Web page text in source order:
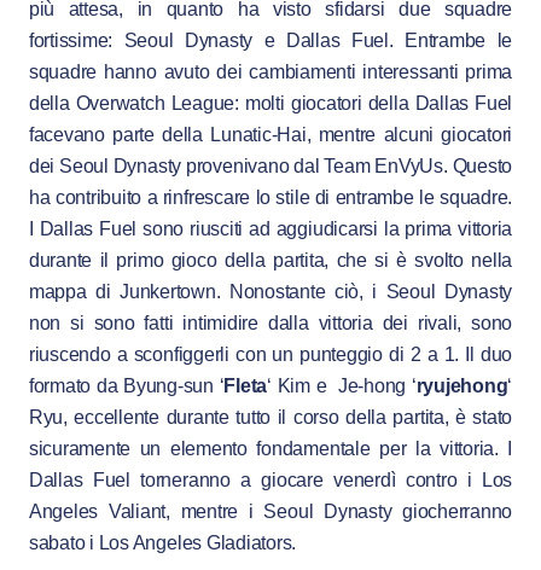
più attesa, in quanto ha visto sfidarsi due squadre
fortissime: Seoul Dynasty e Dallas Fuel. Entrambe le
squadre hanno avuto dei cambiamenti interessanti prima
della Overwatch League: molti giocatori della Dallas Fuel
facevano parte della Lunatic-Hai, mentre alcuni giocatori
dei Seoul Dynasty provenivano dal Team EnVyUs. Questo
ha contribuito a rinfrescare lo stile di entrambe le squadre.
I Dallas Fuel sono riusciti ad aggiudicarsi la prima vittoria
durante il primo gioco della partita, che si è svolto nella
mappa di Junkertown. Nonostante ciò, i Seoul Dynasty
non si sono fatti intimidire dalla vittoria dei rivali, sono
riuscendo a sconfiggerli con un punteggio di 2 a 1. Il duo
formato da Byung-sun ‘Fleta‘ Kim e Je-hong ‘ryujehong‘
Ryu, eccellente durante tutto il corso della partita, è stato
sicuramente un elemento fondamentale per la vittoria. I
Dallas Fuel torneranno a giocare venerdì contro i Los
Angeles Valiant, mentre i Seoul Dynasty giocherranno
sabato i Los Angeles Gladiators.